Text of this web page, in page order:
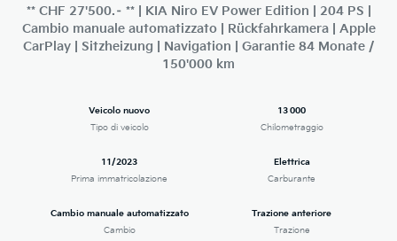
** CHF 27'500.– ** | KIA Niro EV Power Edition | 204 PS |
Cambio manuale automatizzato | Rückfahrkamera | Apple
CarPlay | Sitzheizung | Navigation | Garantie 84 Monate /
150'000 km
Veicolo nuovo
Tipo di veicolo
13 000
Chilometraggio
11/2023
Prima immatricolazione
Elettrica
Carburante
Cambio manuale automatizzato
Cambio
Trazione anteriore
Trazione